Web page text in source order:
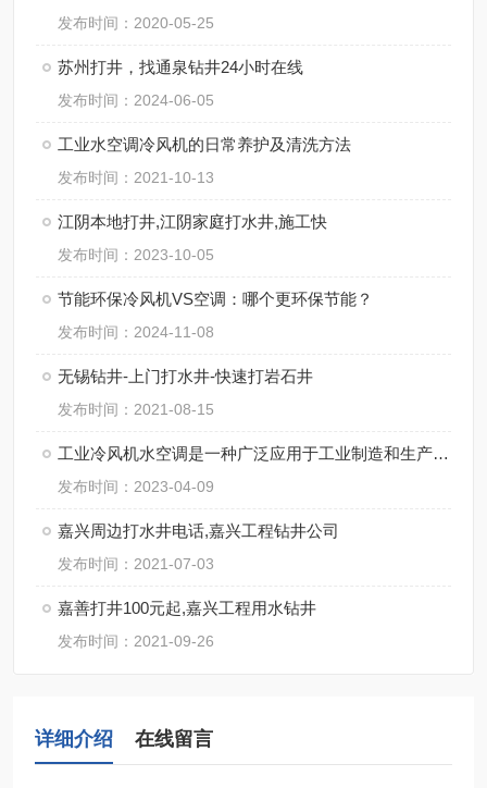
发布时间：2020-05-25
苏州打井，找通泉钻井24小时在线
发布时间：2024-06-05
工业水空调冷风机的日常养护及清洗方法
发布时间：2021-10-13
江阴本地打井,江阴家庭打水井,施工快
发布时间：2023-10-05
节能环保冷风机VS空调：哪个更环保节能？
发布时间：2024-11-08
无锡钻井-上门打水井-快速打岩石井
发布时间：2021-08-15
工业冷风机水空调是一种广泛应用于工业制造和生产中的制冷系统
发布时间：2023-04-09
嘉兴周边打水井电话,嘉兴工程钻井公司
发布时间：2021-07-03
嘉善打井100元起,嘉兴工程用水钻井
发布时间：2021-09-26
详细介绍 在线留言